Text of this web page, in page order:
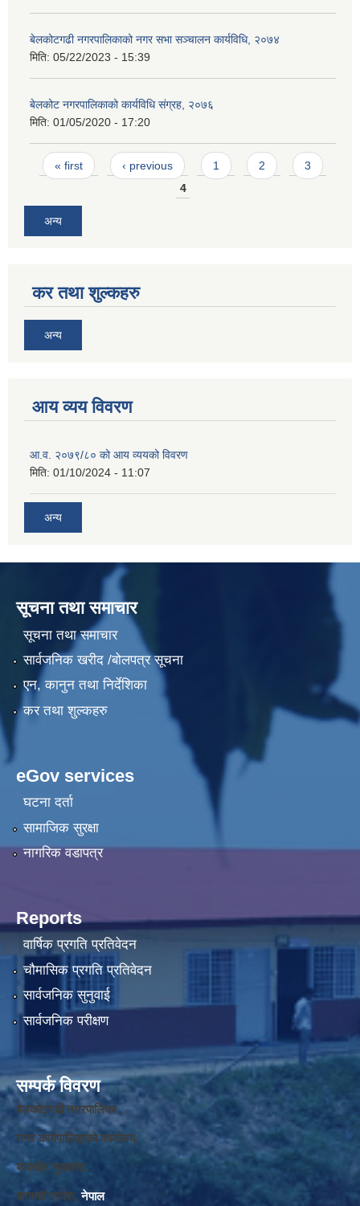
बेलकोटगढी नगरपालिकाको नगर सभा सञ्चालन कार्यविधि, २०७४
मिति: 05/22/2023 - 15:39
बेलकोट नगरपालिकाको कार्यविधि संग्रह, २०७६
मिति: 01/05/2020 - 17:20
Pages
« first ‹ previous 1 2
3
4
अन्य
कर तथा शुल्कहरु
अन्य
आय व्यय विवरण
आ.व. २०७९/८० को आय व्ययको विवरण
मिति: 01/10/2024 - 11:07
अन्य
सूचना तथा समाचार
सूचना तथा समाचार
सार्वजनिक खरीद /बोलपत्र सूचना
एन, कानुन तथा निर्देशिका
कर तथा शुल्कहरु
eGov services
घटना दर्ता
सामाजिक सुरक्षा
नागरिक वडापत्र
Reports
वार्षिक प्रगति प्रतिवेदन
चौमासिक प्रगति प्रतिवेदन
सार्वजनिक सुनुवाई
सार्वजनिक परीक्षण
सम्पर्क विवरण
बेलकोटगढी नगरपालिका ,
नगर कार्यपालिकाको कार्यालय,
बाघखोर नुवाकोट,
बागमती प्रदेश, नेपाल